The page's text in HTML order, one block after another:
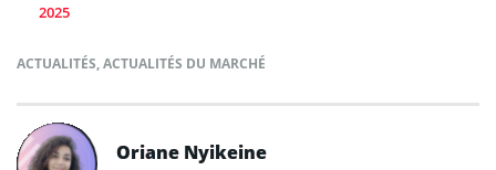
2025
ACTUALITÉS,ACTUALITÉS DU MARCHÉ
Oriane Nyikeine